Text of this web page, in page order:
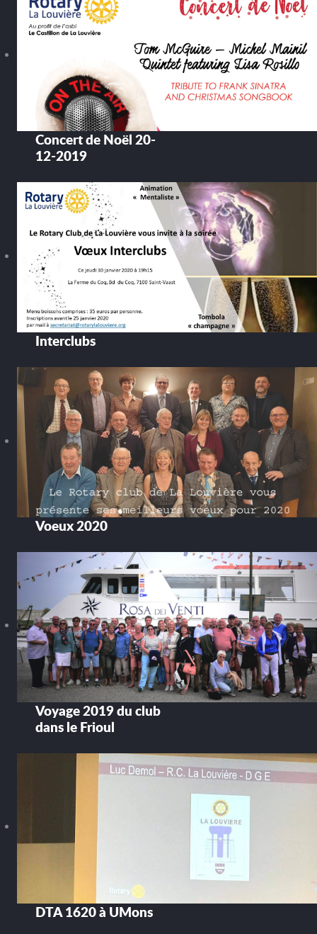
Concert de Noël 20-
12-2019
Interclubs
Voeux 2020
Voyage 2019 du club
dans le Frioul
DTA 1620 à UMons